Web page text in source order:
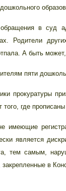
в суд
Родители
А быть
пяти
где
является
тем самым,
в